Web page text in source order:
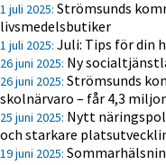
1 juli 2025: Strömsunds
livsmedelsbutiker
1 juli 2025: Juli: Tips för din
26 juni 2025: Ny
26 juni 2025: Strömsunds
skolnärvaro – får 4,3
25 juni 2025: Nytt
och starkare
19 juni 2025: